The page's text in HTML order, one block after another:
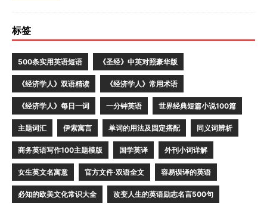
标签
500条实用英语短语 《圣经》中英对照豪华版
《经济学人》双语精读 《经济学人》常用术语
《经济学人》每日一词 一分钟英语 世界经典短篇小说100篇
主题词汇 伊索寓言 单词的用法及固定搭配 同义词辨析
商务英语写作100主题模版 国学英译 外刊小词详解
女生英文名寓意 官方文件·双语全文 容易误译的英语
必知的欧美文化常识大全 改变人生的英语励志名言500句